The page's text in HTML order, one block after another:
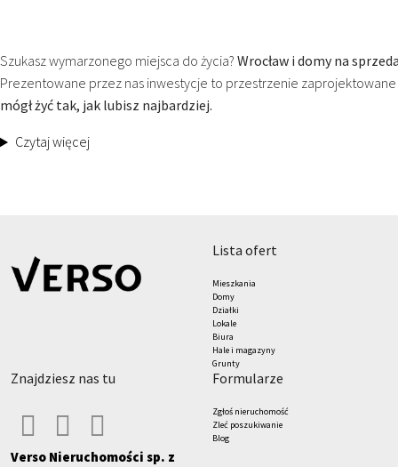
Szukasz wymarzonego miejsca do życia? Wrocław i domy na
Prezentowane przez nas inwestycje to przestrzenie
mógł żyć tak, jak lubisz najbardziej.
Czytaj więcej
lista ofert
Mieszkania
Domy
Działki
Lokale
Biura
Hale i magazyny
Grunty
znajdziesz nas tu formularze
Zgłoś nieruchomość
Zleć poszukiwanie
Blog
Verso Nieruchomości sp. z